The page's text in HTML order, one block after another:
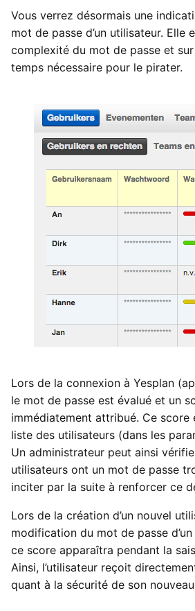
Vous verrez désormais une
mot de passe d’un utilisateur. Elle
complexité du mot de passe et
temps nécessaire pour le pirater.
Lors de la connexion à Yesplan
le mot de passe est évalué et un
immédiatement attribué. Ce score
liste des utilisateurs (dans les
Un administrateur peut ainsi
utilisateurs ont un mot de passe
inciter par la suite à renforcer ce
Lors de la création d’un nouvel
modification du mot de passe
ce score apparaîtra pendant la
Ainsi, l’utilisateur reçoit
quant à la sécurité de son